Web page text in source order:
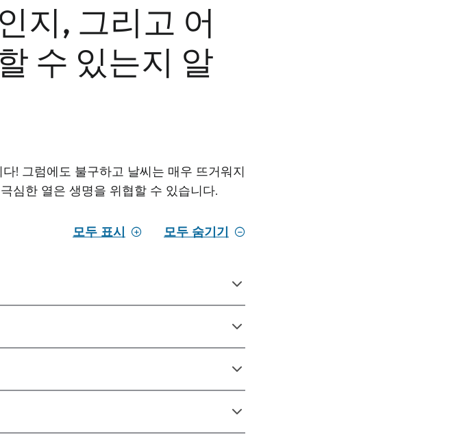
지, 그리고 어
수 있는지 알
! 그럼에도 불구하고 날씨는 매우 뜨거워지
심한 열은 생명을 위협할 수 있습니다.
모두 표시 모두 숨기기